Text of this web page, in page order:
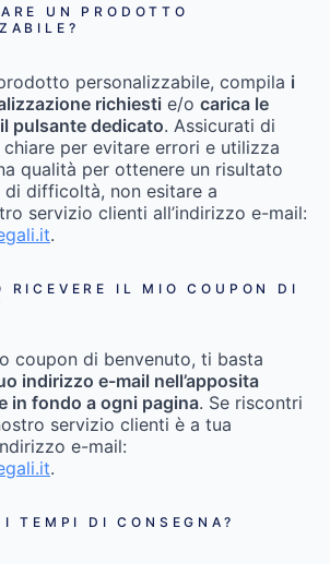
UN PRODOTTO
personalizzabile, compila i
richiesti e/o carica le
pulsante dedicato. Assicurati di
per evitare errori e utilizza
qualità per ottenere un risultato
difficoltà, non esitare a
servizio clienti all’indirizzo e-mail:
.
RICEVERE IL MIO COUPON DI
coupon di benvenuto, ti basta
indirizzo e-mail nell’apposita
in fondo a ogni pagina. Se riscontri
servizio clienti è a tua
e-mail:
.
TEMPI DI CONSEGNA?